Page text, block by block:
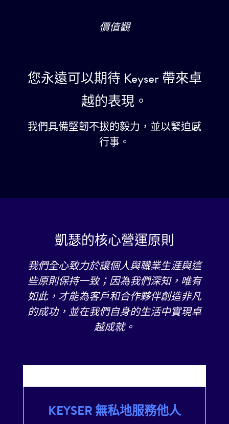
價值觀
您永遠可以期待 Keyser 帶來卓
越的表現。
我們具備堅韌不拔的毅力，並以緊迫感
行事。
凱瑟的核心營運原則
我們全心致力於讓個人與職業生涯與這
些原則保持一致；因為我們深知，唯有
如此，才能為客戶和合作夥伴創造非凡
的成功，並在我們自身的生活中實現卓
越成就。
KEYSER 無私地服務他人